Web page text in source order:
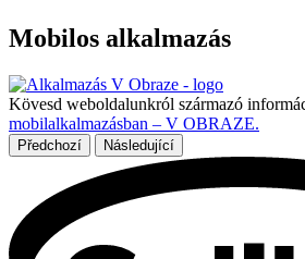
Mobilos alkalmazás
Kövesd weboldalunkról származó
mobilalkalmazásban – V OBRAZE.
Předchozí Následující